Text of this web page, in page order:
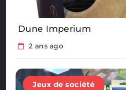
Dune Imperium
2 ans ago
Jeux de société